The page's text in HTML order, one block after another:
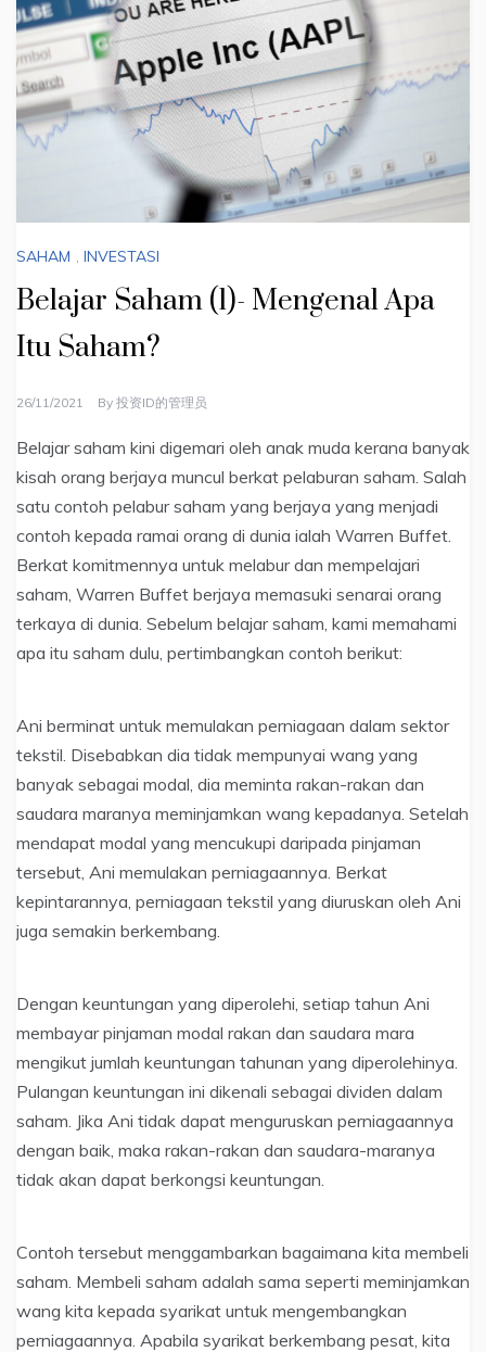
SAHAM , INVESTASI
Belajar Saham (1)- Mengenal Apa
Itu Saham?
26/11/2021 By 投资ID的管理员
Belajar saham kini digemari oleh anak muda kerana banyak
kisah orang berjaya muncul berkat pelaburan saham. Salah
satu contoh pelabur saham yang berjaya yang menjadi
contoh kepada ramai orang di dunia ialah Warren Buffet.
Berkat komitmennya untuk melabur dan mempelajari
saham, Warren Buffet berjaya memasuki senarai orang
terkaya di dunia. Sebelum belajar saham, kami memahami
apa itu saham dulu, pertimbangkan contoh berikut:
Ani berminat untuk memulakan perniagaan dalam sektor
tekstil. Disebabkan dia tidak mempunyai wang yang
banyak sebagai modal, dia meminta rakan-rakan dan
saudara maranya meminjamkan wang kepadanya. Setelah
mendapat modal yang mencukupi daripada pinjaman
tersebut, Ani memulakan perniagaannya. Berkat
kepintarannya, perniagaan tekstil yang diuruskan oleh Ani
juga semakin berkembang.
Dengan keuntungan yang diperolehi, setiap tahun Ani
membayar pinjaman modal rakan dan saudara mara
mengikut jumlah keuntungan tahunan yang diperolehinya.
Pulangan keuntungan ini dikenali sebagai dividen dalam
saham. Jika Ani tidak dapat menguruskan perniagaannya
dengan baik, maka rakan-rakan dan saudara-maranya
tidak akan dapat berkongsi keuntungan.
Contoh tersebut menggambarkan bagaimana kita membeli
saham. Membeli saham adalah sama seperti meminjamkan
wang kita kepada syarikat untuk mengembangkan
perniagaannya. Apabila syarikat berkembang pesat, kita